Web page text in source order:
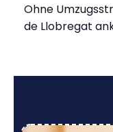
Ohne
de Llobregat